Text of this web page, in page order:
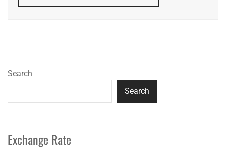
Search
Search
Exchange Rate